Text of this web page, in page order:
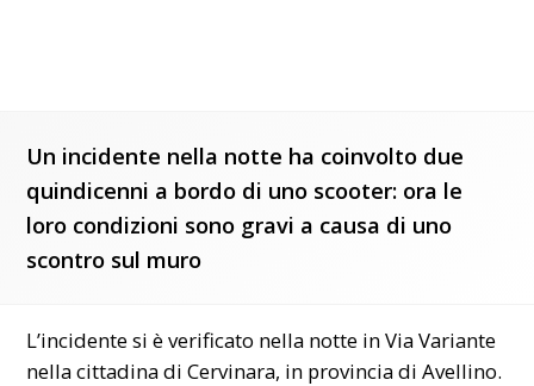
Un incidente nella notte ha coinvolto due
quindicenni a bordo di uno scooter: ora le
loro condizioni sono gravi a causa di uno
scontro sul muro
L’incidente si è verificato nella notte in Via Variante
nella cittadina di Cervinara, in provincia di Avellino.